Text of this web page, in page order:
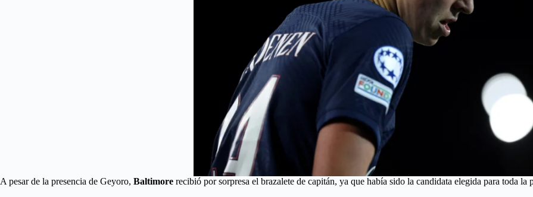
A pesar de la presencia de Geyoro, Baltimore recibió por sorpresa el brazalete de capitán, ya que había sido la candidata elegida para toda la